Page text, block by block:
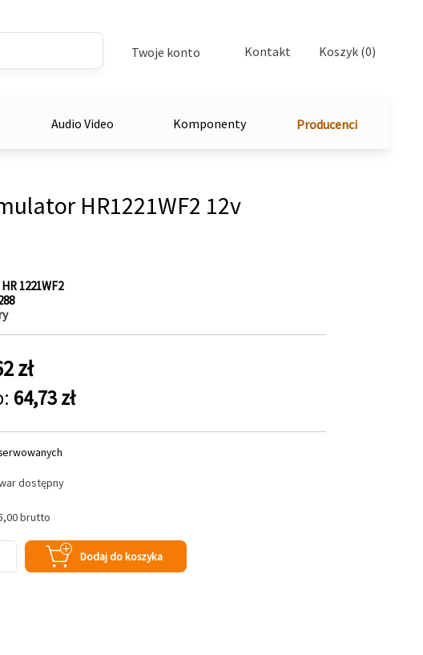
Twoje konto Kontakt Koszyk (0)
Audio Video Komponenty Producenci
HR1221WF2 12v
HR 1221WF2
zł
64,73 zł
dostępny
brutto
Dodaj do koszyka